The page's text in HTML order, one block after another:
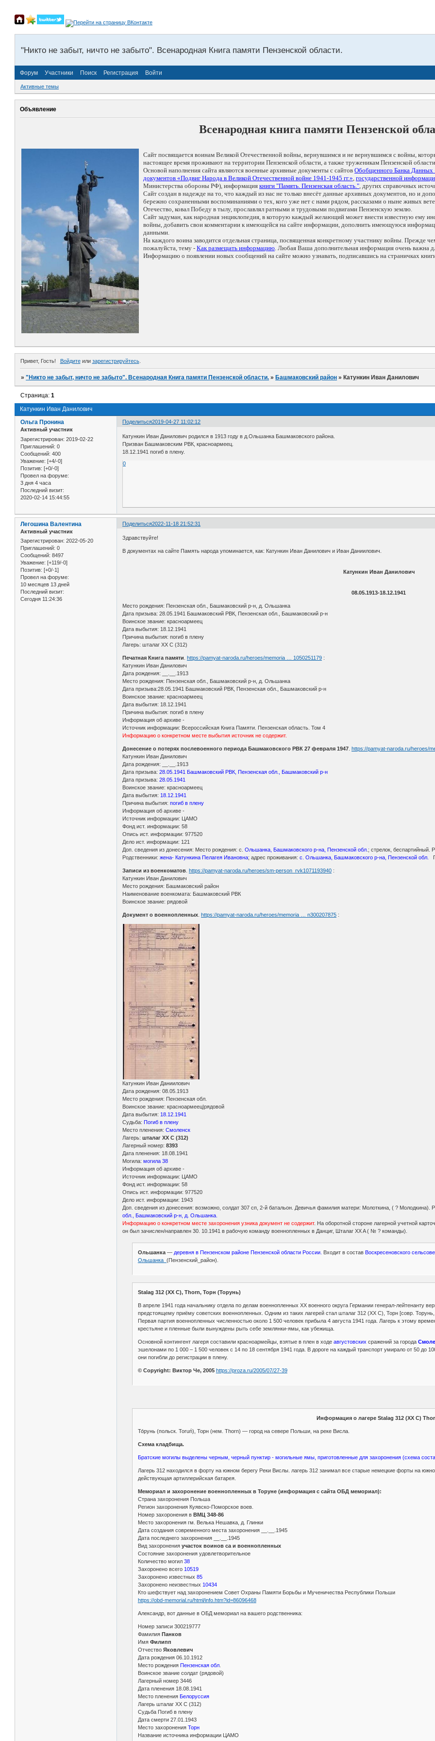
"Никто не забыт, ничто не забыто". Всенародная Книга памяти Пензенской области.
Форум Участники Поиск Регистрация Войти
Активные темы
Объявление
Всенародная книга памяти Пензенской
Сайт посвящается воинам Великой Отечественной войны, вернувшимся и не вернувшимся с войны,
настоящее время проживают на территории Пензенской области, а также труженикам Пензенской
Основой наполнения сайта являются военные архивные документы с сайтов Обобщенного Банка
документов «Подвиг Народа в Великой Отечественной войне 1941-1945 гг.», государственной
Министерства обороны РФ), информация книги "Память. Пензенская область.", других справочных
Сайт создан в надежде на то, что каждый из нас не только внесёт данные архивных документов, но и
бережно сохраненными воспоминаниями о тех, кого уже нет с нами рядом, рассказами о ныне живых
Отечество, ковал Победу в тылу, прославлял ратными и трудовыми подвигами Пензенскую землю.
Сайт задуман, как народная энциклопедия, в которую каждый желающий может внести известную ему
войны, добавить свои комментарии к имеющейся на сайте информации, дополнить имеющуюся
данными.
На каждого воина заводится отдельная страница, посвященная конкретному участнику войны. Прежде
пожалуйста, тему - Как размещать информацию. Любая Ваша дополнительная информация очень важна
Информацию о появлении новых сообщений на сайте можно узнавать, подписавшись на страничках
Привет, Гость! Войдитеили зарегистрируйтесь.
»"Никто не забыт, ничто не забыто". Всенародная Книга памяти Пензенской области. » Башмаковский район » Катункин Иван Данилович
Катункин Иван Данилович
Страница:1
Поделиться2019-04-27 11:02:12
Ольга Пронина
Активный участник
Зарегистрирован: 2019-02-22
Приглашений: 0
Сообщений: 400
Уважение: [+4/-0]
Позитив: [+0/-0]
Провел на форуме:
3 дня 4 часа
Последний визит:
2020-02-14 15:44:55
Катункин Иван Данилович родился в 1913 году в д.Ольшанка Башмаковского района.
Призван Башмаковским РВК, красноармеец.
18.12.1941 погиб в плену.
0
Поделиться2022-11-18 21:52:31
Легошина Валентина
Активный участник
Зарегистрирован: 2022-05-20
Приглашений: 0
Сообщений: 8497
Уважение: [+119/-0]
Позитив: [+0/-1]
Провел на форуме:
10 месяцев 13 дней
Последний визит:
Сегодня 11:24:36
Здравствуйте!
В документах на сайте Память народа упоминается, как: Катункин Иван Данилович и Иван Даниилович.
Катункин Иван Данилович
08.05.1913-18.12.1941
Место рождения: Пензенская обл., Башмаковский р-н, д. Ольшанка
Дата призыва: 28.05.1941 Башмаковский РВК, Пензенская обл., Башмаковский р-н
Воинское звание: красноармеец
Дата выбытия: 18.12.1941
Причина выбытия: погиб в плену
Лагерь: шталаг XX C (312)
Печатная Книга памяти .https://pamyat-naroda.ru/heroes/memoria … 1050251179 :
Катункин Иван Данилович
Дата рождения: __.__.1913
Место рождения: Пензенская обл., Башмаковский р-н, д. Ольшанка
Дата призыва:28.05.1941 Башмаковский РВК, Пензенская обл., Башмаковский р-н
Воинское звание: красноармеец
Дата выбытия: 18.12.1941
Причина выбытия: погиб в плену
Информация об архиве -
Источник информации: Всероссийская Книга Памяти. Пензенская область. Том 4
Информацию о конкретном месте выбытия источник не содержит.
Донесение о потерях послевоенного периода Башмаковского РВК 27 февраля 1947 .https://pamyat-naroda.ru/heroes/
Катункин Иван Данилович
Дата рождения: __.__.1913
Дата призыва: 28.05.1941 Башмаковский РВК, Пензенская обл., Башмаковский р-н
Дата призыва:28.05.1941
Воинское звание: красноармеец
Дата выбытия: 18.12.1941
Причина выбытия: погиб в плену
Информация об архиве -
Источник информации: ЦАМО
Фонд ист. информации: 58
Опись ист. информации: 977520
Дело ист. информации: 121
Доп. сведения из донесения: Место рождения: с.Ольшанка, Башмаковского р-на, Пензенской обл .; стрелок,
Родственники:жена- Катункина Пелагея Ивановна; адрес проживания:с. Ольшанка, Башмаковского р-на, Пензенской обл.
Записи из военкоматов .https://pamyat-naroda.ru/heroes/sm-person_rvk1071193940 :
Катункин Иван Данилович
Место рождения: Башмаковский район
Наименование военкомата: Башмаковский РВК
Воинское звание: рядовой
Документ о военнопленных .https://pamyat-naroda.ru/heroes/memoria … n300207875 :
Катункин Иван Даниилович
Дата рождения: 08.05.1913
Место рождения: Пензенская обл.
Воинское звание: красноармеец|рядовой
Дата выбытия: 18.12.1941
Судьба:Погиб в плену
Место пленения:Смоленск
Лагерь:шталаг XX C (312)
Лагерный номер: 8393
Дата пленения: 18.08.1941
Могила:могила 38
Информация об архиве -
Источник информации: ЦАМО
Фонд ист. информации: 58
Опись ист. информации: 977520
Дело ист. информации: 1943
Доп. сведения из донесения: возможно, солдат 307 сп, 2-й батальон. Девичья фамилия матери: Молоткина, ( ? Молодкина).
обл., Башмаковский р-н, д. Ольшанка.
Информацию о конкретном месте захоронения узника документ не содержит. На оборотной стороне лагерной учетной
он был зачислен/направлен 30. 10.1941 в рабочую команду военнопленных в Данциг, Шталаг XX A ( № ? команды).
Ольшанка— деревня в Пензенском районе Пензенской области России. Входит в состав Воскресеновского
Ольшанка_ (Пензенский_район).
Stalag 312 (XX C), Thorn, Торн (Торунь)
В апреле 1941 года начальнику отдела по делам военнопленных ХХ военного округа Германии генерал-лейтенанту
предстоящему приёму советских военнопленных. Одним из таких лагерей стал шталаг 312 (XX C), Торн [совр.
Первая партия военнопленных численностью около 1 500 человек прибыла 4 августа 1941 года. Лагерь к этому
крестьяне и пленные были вынуждены рыть себе землянки-ямы, как убежища.
Основной контингент лагеря составили красноармейцы, взятые в плен в ходе августовских сражений за города
эшелонами по 1 000 – 1 500 человек с 14 по 18 сентября 1941 года. В дороге на каждый транспорт умирало от 50 до
они погибли до регистрации в плену.
© Copyright: Виктор Че, 2005 https://proza.ru/2005/07/27-39
Информация о лагере Stalag 312 (XX C)
То́рунь (польск. Toruń), Торн (нем. Thorn) — город на севере Польши, на реке Висла.
Схема кладбища.
Братские могилы выделены черным, черный пунктир - могильные ямы, приготовленные для захоронения (схема
Лагерь 312 находился в форту на южном берегу Реки Вислы. лагерь 312 занимал все старые немецкие форты на
действующая артиллерийская батарея.
Мемориал и захоронение военнопленных в Торуне (информация с сайта ОБД мемориал):
Страна захоронения Польша
Регион захоронения Куявско-Поморское воев.
Номер захоронения вВМЦ З48-86
Место захоронения гм. Велька Нешавка, д. Глинки
Дата создания современного места захоронения __.__.1945
Дата последнего захоронения __.__.1945
Вид захороненияучасток воинов са и военнопленных
Состояние захоронения удовлетворительное
Количество могил 38
Захоронено всего 10519
Захоронено известных 85
Захоронено неизвестных 10434
Кто шефствует над захоронением Совет Охраны Памяти Борьбы и Мученичества Республики Польши
https://obd-memorial.ru/html/info.htm?id=86096468
Александр, вот данные в ОБД мемориал на вашего родственника:
Номер записи 300219777
ФамилияПанков
Имя Филипп
ОтчествоЯковлевич
Дата рождения 06.10.1912
Место рождения Пензенская обл.
Воинское звание солдат (рядовой)
Лагерный номер 3446
Дата пленения 18.08.1941
Место пленения Белоруссия
Лагерь шталаг XX C (312)
Судьба Погиб в плену
Дата смерти 27.01.1943
Место захоронения Торн
Название источника информации ЦАМО